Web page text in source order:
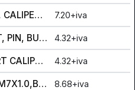
SEAL, CALIPER, INNER, 1.25 7.20+iva
BOOT, PIN, BUSHING 4.32+iva
SHORT CALIPER BOOT 4.32+iva
SCR-M7X1.0,BLEEDER,OLIVE D 8.68+iva